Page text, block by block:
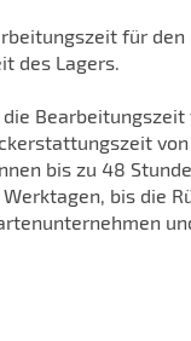
für
des Lagers.
bis zu 48
bis die